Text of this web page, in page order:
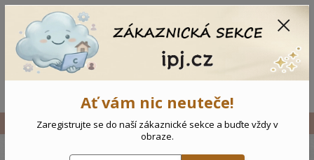
Vše Dětský komplet Ptáček
Ať vám nic neuteče!
Zaregistrujte se do naší zákaznické sekce a buďte vždy v
obraze.